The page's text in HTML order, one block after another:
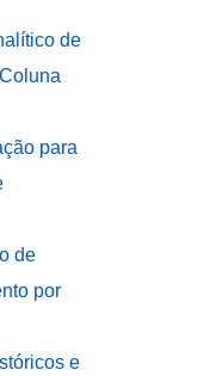
de
para
de
por
e